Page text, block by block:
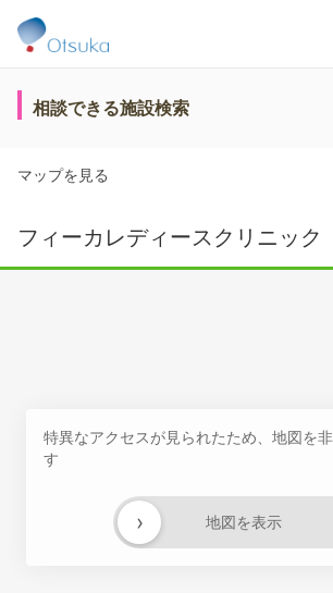
相談できる施設検索
マップを見る
フィーカレディースクリニック
特異なアクセスが見られたため、地図を
す
地図を表示
›